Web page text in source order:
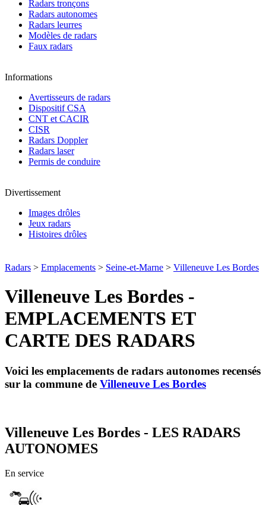
Radars tronçons
Radars autonomes
Radars leurres
Modèles de radars
Faux radars
Informations
Avertisseurs de radars
Dispositif CSA
CNT et CACIR
CISR
Radars Doppler
Radars laser
Permis de conduire
Divertissement
Images drôles
Jeux radars
Histoires drôles
Radars > Emplacements > Seine-et-Marne > Villeneuve Les Bordes
Villeneuve Les Bordes -
EMPLACEMENTS ET
CARTE DES RADARS
Voici les emplacements de radars autonomes recensés
sur la commune de Villeneuve Les Bordes
Villeneuve Les Bordes - LES RADARS
AUTONOMES
En service